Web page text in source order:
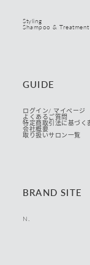
Styling
Shampoo & Treatment
GUIDE
ログイン/ マイページ
よくあるご質問
特定商取引法に基づく
会社概要
取り扱いサロン一覧
BRAND SITE
N.